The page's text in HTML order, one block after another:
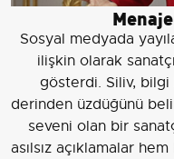
Sosyal medyada
ilişkin olarak
gösterdi. Siliv,
derinden üzdüğünü
seveni olan bir
asılsız açıklamalar